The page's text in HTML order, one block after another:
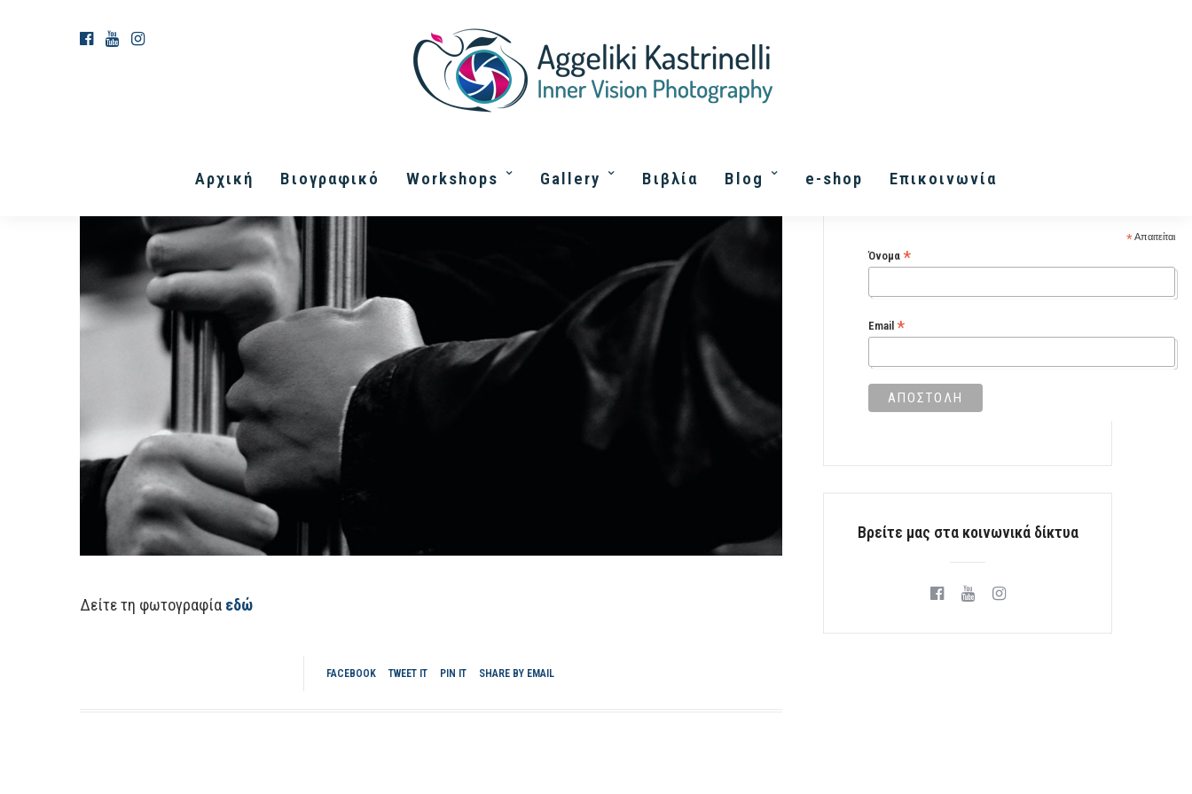
Αρχική Βιογραφικό Workshops Gallery Βιβλία Blog e-shop Επικοινωνία
Δείτε τη φωτογραφία εδώ
FACEBOOK TWEET IT PIN IT SHARE BY EMAIL
Εγγραφή στα Inner Vision
*Απαιτείται
Όνομα*
Email*
Βρείτε μας στα κοινωνικά δίκτυα